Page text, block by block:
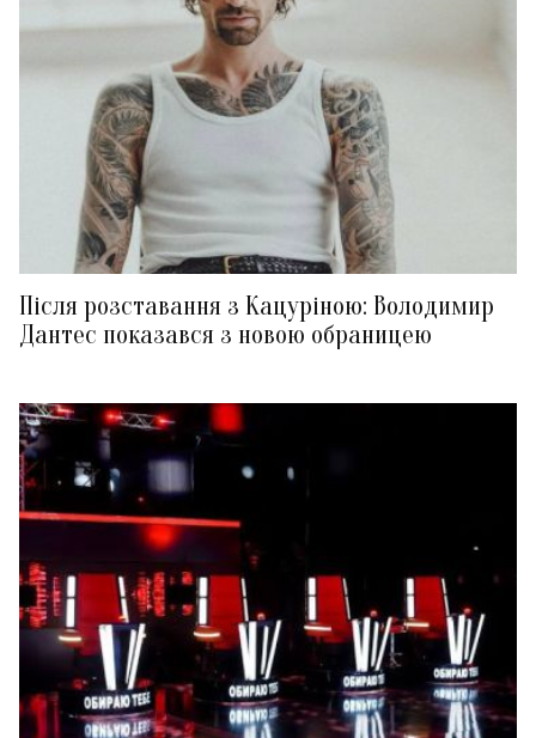
Після розставання з Кацуріною: Володимир
Дантес показався з новою обраницею